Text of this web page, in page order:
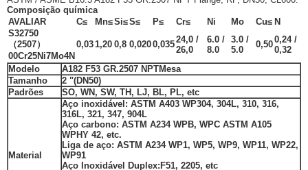
Composição química
AVALIAR
C≤ Mn≤Si≤S≤ P≤ Cr≤ Ni Mo Cu≤ N
S32750
（2507）
00Cr25Ni7Mo4N
0,031,20 0,8 0,0200,03524,0 /
26,0
6.0 /
8.0
3.0 /
5.0
0,500,24 /
0,32
Modelo
A182 F53 GR.2507 NPTMesa
Tamanho
2 "(DN50)
Padrões
SO, WN, SW, TH, LJ, BL, PL, etc
Material
Aço inoxidável: ASTM A403 WP304, 304L, 310, 316,
316L, 321, 347, 904L
Aço carbono: ASTM A234 WPB, WPC ASTM A105
WPHY 42, etc.
Liga de aço: ASTM A234 WP1, WP5, WP9, WP11, WP22,
WP91
Aço Inoxidável Duplex: F51, 2205, etc